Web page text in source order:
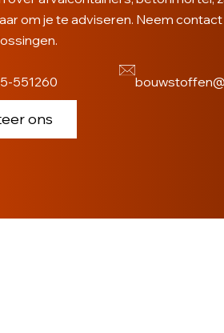
om je te adviseren. Neem
551260
ons